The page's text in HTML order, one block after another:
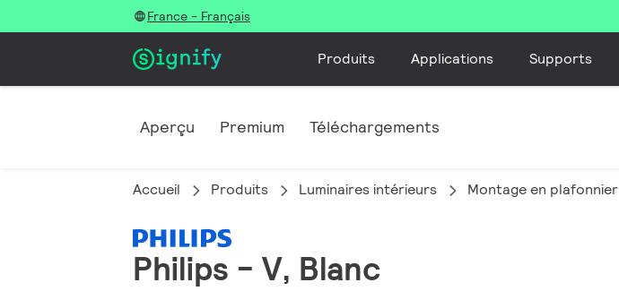
France - Français
Produits Applications Supports
Aperçu Premium Téléchargements
Accueil Produits Luminaires intérieurs Montage en plafonnier
Philips - V, Blanc